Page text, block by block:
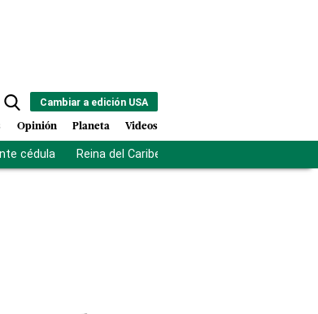
Cambiar a edición USA
Opinión Planeta Videos
cédula Reina del Caribe